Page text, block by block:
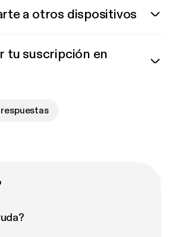
a otros dispositivos
tu suscripción en